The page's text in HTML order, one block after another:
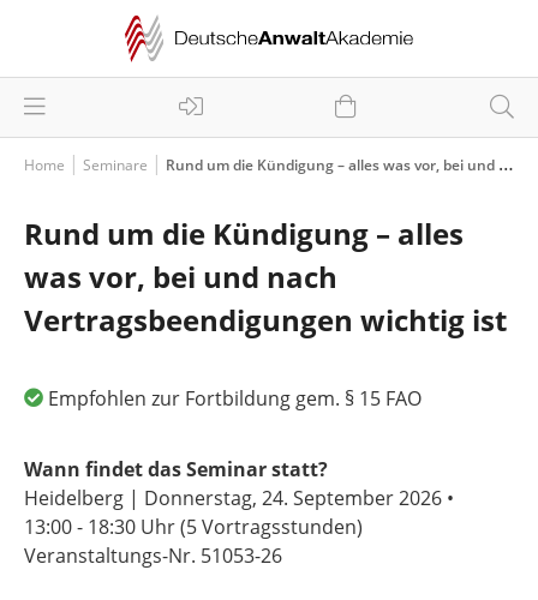
Home Seminare Rund um die Kündigung – alles was vor, bei und nach Vertragsbeendigungen wichtig ist
Rund um die Kündigung – alles
was vor, bei und nach
Vertragsbeendigungen wichtig ist
Empfohlen zur Fortbildung gem. § 15 FAO
Wann findet das Seminar statt?
Heidelberg | Donnerstag, 24. September 2026 •
13:00 - 18:30 Uhr(5 Vortragsstunden)
Veranstaltungs-Nr. 51053-26